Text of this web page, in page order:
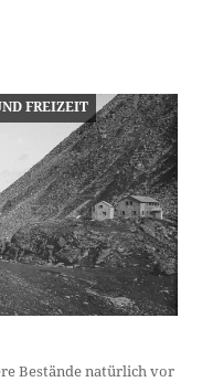
FREIZEIT
Bestände natürlich vor